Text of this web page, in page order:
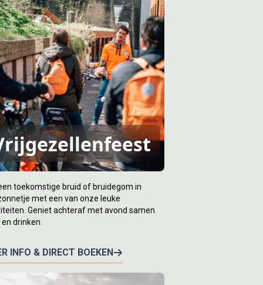
toekomstige bruid of bruidegom in
met een van onze leuke
Geniet achteraf met avond samen
drinken.
INFO & DIRECT BOEKEN